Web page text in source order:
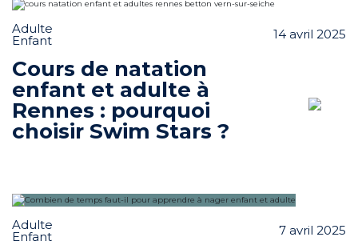
Adulte
Enfant 14 avril 2025
Cours de natation
enfant et adulte à
Rennes : pourquoi
choisir Swim Stars ?
Adulte
Enfant 7 avril 2025